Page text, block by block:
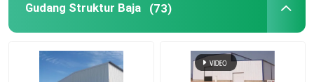
Gudang Struktur Baja (73)